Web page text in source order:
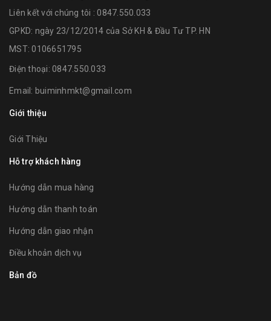
Liên kết với chúng tôi : 0847.550.033
GPKD: ngày 23/12/2014 của Sở KH & Đầu Tư TP. HN
MST: 0106651795
Điện thoại: 0847.550.033
Email: buiminhmkt@gmail.com
Giới thiệu
Giới Thiệu
Hỗ trợ khách hàng
Hướng dẫn mua hàng
Hướng dẫn thanh toán
Hướng dẫn giao nhận
Điều khoản dịch vụ
Bản đồ